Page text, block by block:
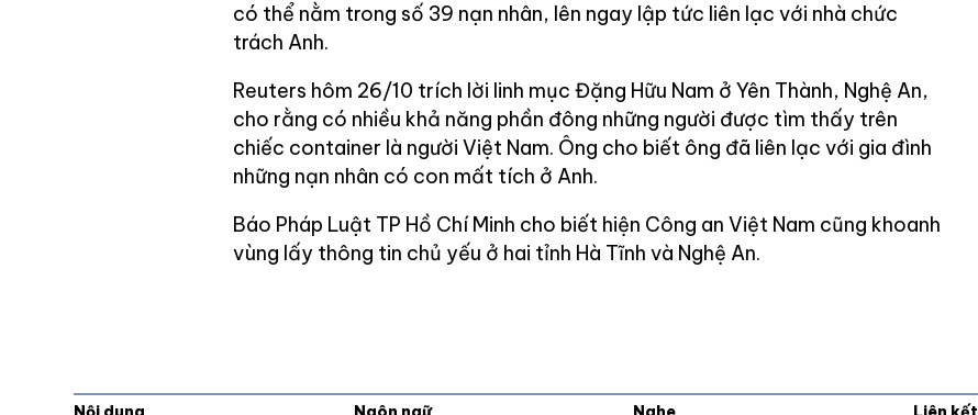
có thể nằm trong số 39 nạn nhân, lên ngay lập tức liên lạc với nhà chức
trách Anh.
Reuters hôm 26/10 trích lời linh mục Đặng Hữu Nam ở Yên Thành, Nghệ An,
cho rằng có nhiều khả năng phần đông những người được tìm thấy trên
chiếc container là người Việt Nam. Ông cho biết ông đã liên lạc với gia đình
những nạn nhân có con mất tích ở Anh.
Báo Pháp Luật TP Hồ Chí Minh cho biết hiện Công an Việt Nam cũng khoanh
vùng lấy thông tin chủ yếu ở hai tỉnh Hà Tĩnh và Nghệ An.